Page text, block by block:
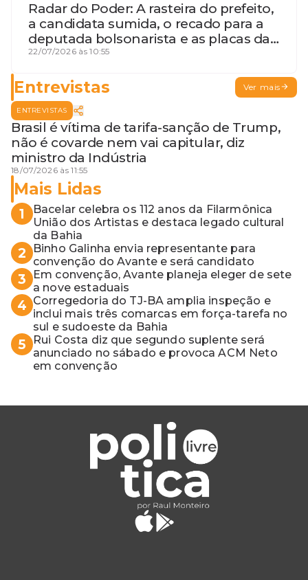
Radar do Poder: A rasteira do prefeito,
a candidata sumida, o recado para a
deputada bolsonarista e as placas da
discórdia
22/07/2026 às 10:55
Entrevistas Ver mais
ENTREVISTAS
Brasil é vítima de tarifa-sanção de Trump,
não é covarde nem vai capitular, diz
ministro da Indústria
18/07/2026 às 11:55
Mais Lidas
1
Bacelar celebra os 112 anos da Filarmônica
União dos Artistas e destaca legado cultural
da Bahia
2
Binho Galinha envia representante para
convenção do Avante e será candidato
3
Em convenção, Avante planeja eleger de sete
a nove estaduais
4 Corregedoria do TJ-BA amplia inspeção e
inclui mais três comarcas em força-tarefa no
sul e sudoeste da Bahia
5
Rui Costa diz que segundo suplente será
anunciado no sábado e provoca ACM Neto
em convenção